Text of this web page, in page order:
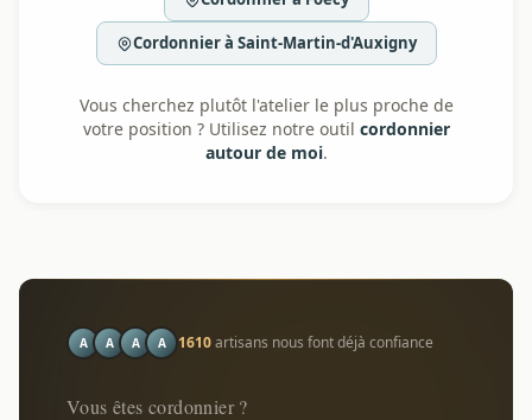
Cordonnier à Saint-Martin-d'Auxigny
Vous cherchez plutôt l'atelier le plus proche de
votre position ? Utilisez notre outil cordonnier
autour de moi.
A A A A 1610artisans nous font déjà confiance
Vous êtes cordonnier ?